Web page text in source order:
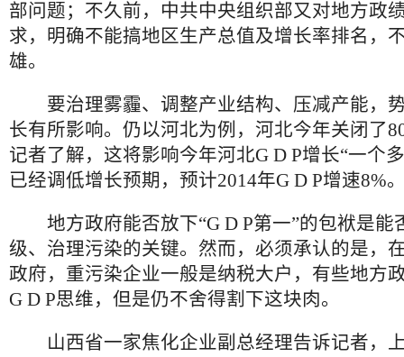
部问题；不久前，中共中央组织部又对地方政
求，明确不能搞地区生产总值及增长率排名，
雄。
要治理雾霾、调整产业结构、压减产能，势
长有所影响。仍以河北为例，河北今年关闭了
记者了解，这将影响今年河北G D P增长“一个
已经调低增长预期，预计2014年G D P增速8%
地方政府能否放下“G D P第一”的包袱是能
级、治理污染的关键。然而，必须承认的是，
政府，重污染企业一般是纳税大户，有些地方
G D P思维，但是仍不舍得割下这块肉。
山西省一家焦化企业副总经理告诉记者，